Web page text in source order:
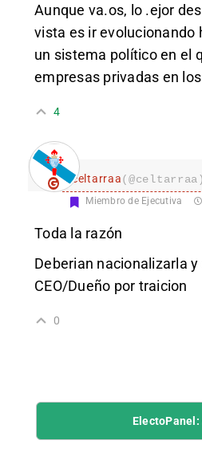
Aunque va.os, lo .ejor
vista es ir evolucionando
un sistema político en el
empresas privadas en
4
celtarraa(@celtarraa)
Miembro de Ejecutiva
Toda la razón
Deberian nacionalizarla
CEO/Dueño por traicion
0
ElectoPanel: